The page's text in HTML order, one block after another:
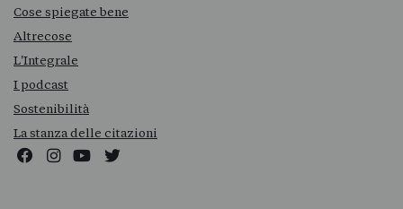
Cose spiegate bene
Altrecose
L'Integrale
I podcast
Sostenibilità
La stanza delle citazioni